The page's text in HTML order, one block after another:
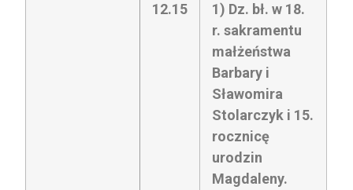
12.15
1) Dz. bł. w 18.
r. sakramentu
małżeństwa
Barbary i
Sławomira
Stolarczyk i 15.
rocznicę
urodzin
Magdaleny.